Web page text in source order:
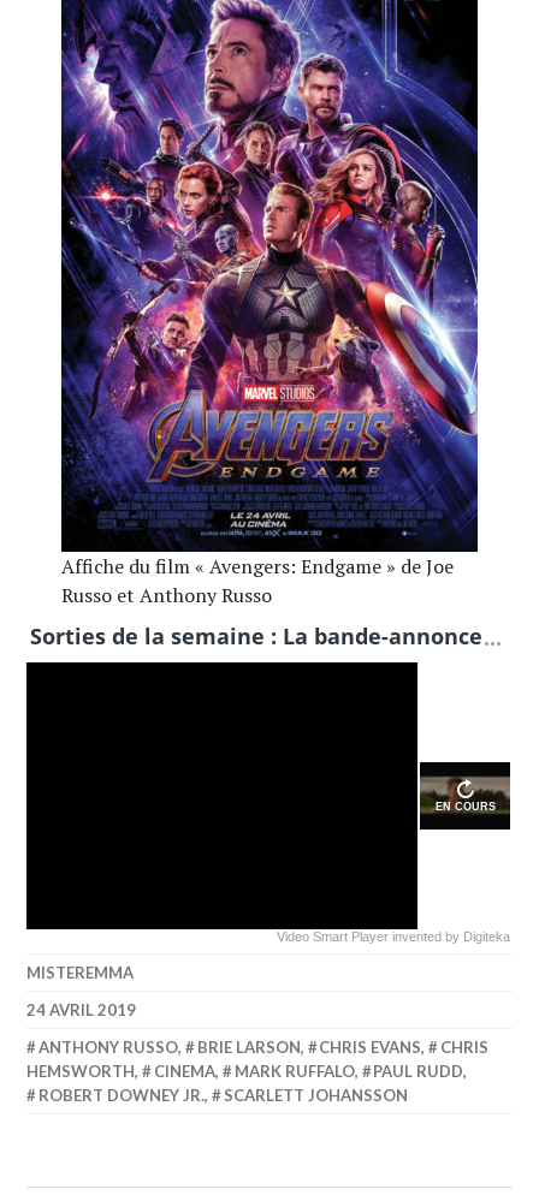
Affiche du film « Avengers: Endgame » de Joe
Russo et Anthony Russo
Sorties de la semaine : La bande-annonce
EN COURS
Video Smart Player invented by Digiteka
MISTEREMMA
24 AVRIL 2019
ANTHONY RUSSO, BRIE LARSON, CHRIS EVANS,
CHRIS
HEMSWORTH, CINEMA, MARK RUFFALO, PAUL RUDD,
ROBERT DOWNEY JR., SCARLETT JOHANSSON